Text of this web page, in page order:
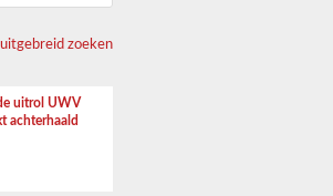
uitgebreid zoeken
uitrol UWV
achterhaald